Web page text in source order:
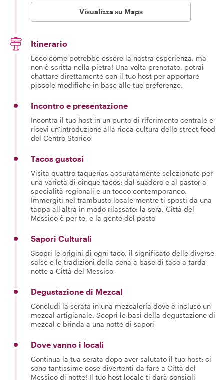
Visualizza su Maps
Itinerario
Ecco come potrebbe essere la nostra esperienza, ma
non è scritta nella pietra! Una volta prenotato, potrai
chattare direttamente con il tuo host per apportare
piccole modifiche in base alle tue preferenze.
Incontro e presentazione
Incontra il tuo host in un punto di riferimento centrale e
ricevi un'introduzione alla ricca cultura dello street food
del Centro Storico
Tacos gustosi
Visita quattro taquerías accuratamente selezionate per
una varietà di cinque tacos: dal suadero e al pastor a
specialità regionali e un tocco contemporaneo.
Immergiti nel trambusto locale mentre ti sposti da una
tappa all'altra in modo rilassato: la sera, Città del
Messico è per te, e la gente del posto
Sapori Culturali
Scopri le origini di ogni taco, il significato delle diverse
salse e le tradizioni della cena a base di taco a tarda
notte a Città del Messico
Degustazione di Mezcal
Concludi la serata in una mezcalería dove è incluso un
mezcal artigianale. Scopri le basi della degustazione di
mezcal e brinda a una notte di sapori
Dove vanno i locali
Continua la tua serata dopo aver salutato il tuo host: ci
sono tantissime cose divertenti da fare a Città del
Messico di notte! Il tuo host locale ti darà consigli